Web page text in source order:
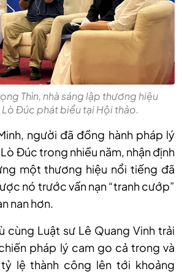
Thìn, nhà sáng lập thương hiệu
Lò Đúc phát biểu tại Hội thảo.
người đã đồng hành pháp lý
Lò Đúc trong nhiều năm, nhận định
một thương hiệu nổi tiếng đã
nó trước vấn nạn “tranh cướp”
nan hơn.
cùng Luật sư Lê Quang Vinh trải
pháp lý cam go cả trong và
lệ thành công lên tới khoảng